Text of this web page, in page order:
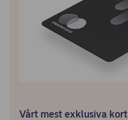
Vårt mest exklusiva kort